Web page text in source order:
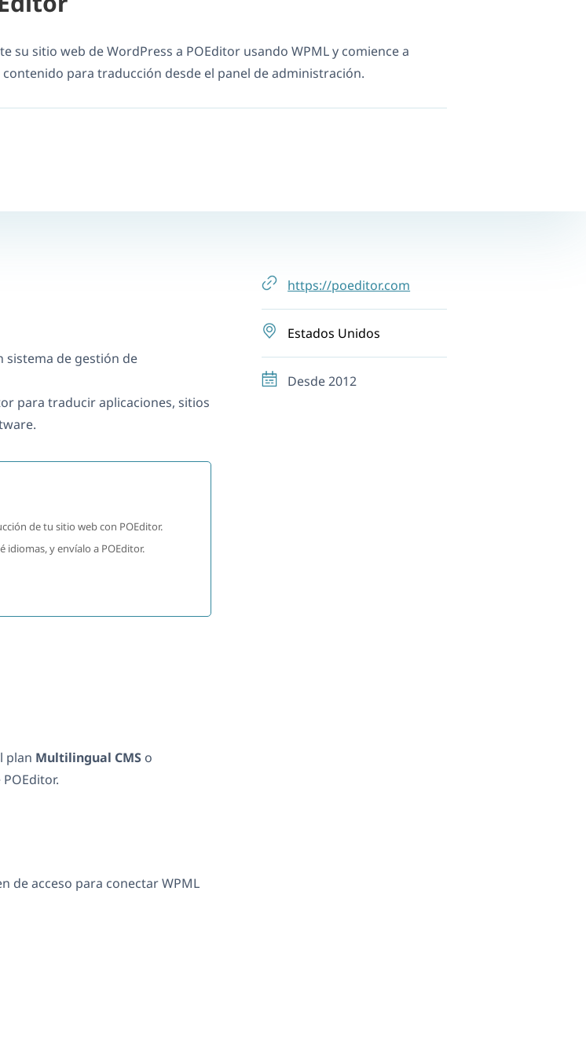
su sitio web de WordPress a POEditor usando WPML y comience a
contenido para traducción desde el panel de administración.
sistema de gestión de
para traducir aplicaciones, sitios
de tu sitio web con POEditor.
idiomas, y envíalo a POEditor.
plan Multilingual CMS o
de acceso para conectar WPML
https://poeditor.com
Estados Unidos
Desde 2012